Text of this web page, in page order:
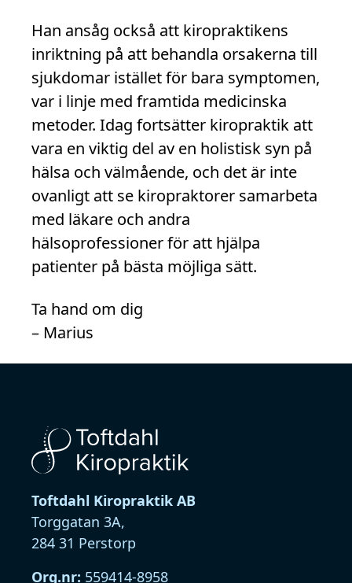
Han ansåg också att kiropraktikens
inriktning på att behandla orsakerna till
sjukdomar istället för bara symptomen,
var i linje med framtida medicinska
metoder. Idag fortsätter kiropraktik att
vara en viktig del av en holistisk syn på
hälsa och välmående, och det är inte
ovanligt att se kiropraktorer samarbeta
med läkare och andra
hälsoprofessioner för att hjälpa
patienter på bästa möjliga sätt.
Ta hand om dig
– Marius
Toftdahl Kiropraktik AB
Torggatan 3A,
284 31 Perstorp
Org.nr: 559414-8958